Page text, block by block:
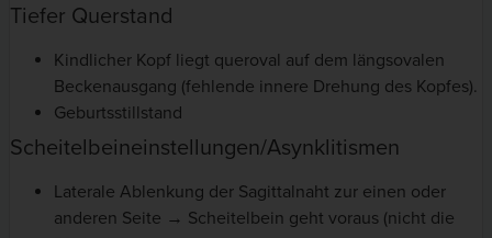
Tiefer Querstand
Kindlicher Kopf liegt queroval auf dem längsovalen
Beckenausgang (fehlende innere Drehung des Kopfes).
Geburtsstillstand
Scheitelbeineinstellungen/Asynklitismen
Laterale Ablenkung der Sagittalnaht zur einen oder
anderen Seite → Scheitelbein geht voraus (nicht die